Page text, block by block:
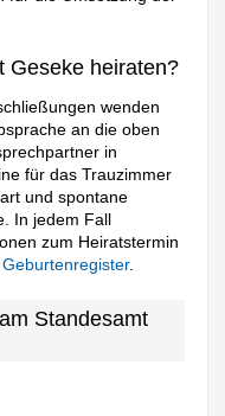
Geseke heiraten?
wenden
an die oben
in
für das Trauzimmer
und spontane
In jedem Fall
zum Heiratstermin
.
Standesamt